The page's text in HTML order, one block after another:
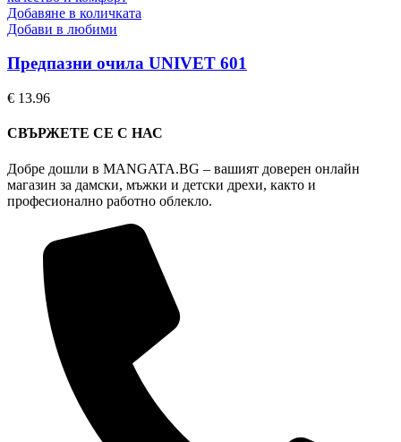
Добавяне в количката
Добави в любими
Предпазни очила UNIVET 601
€ 13.96
СВЪРЖЕТЕ СЕ С НАС
Добре дошли в MANGATA.BG – вашият доверен онлайн
магазин за дамски, мъжки и детски дрехи, както и
професионално работно облекло.